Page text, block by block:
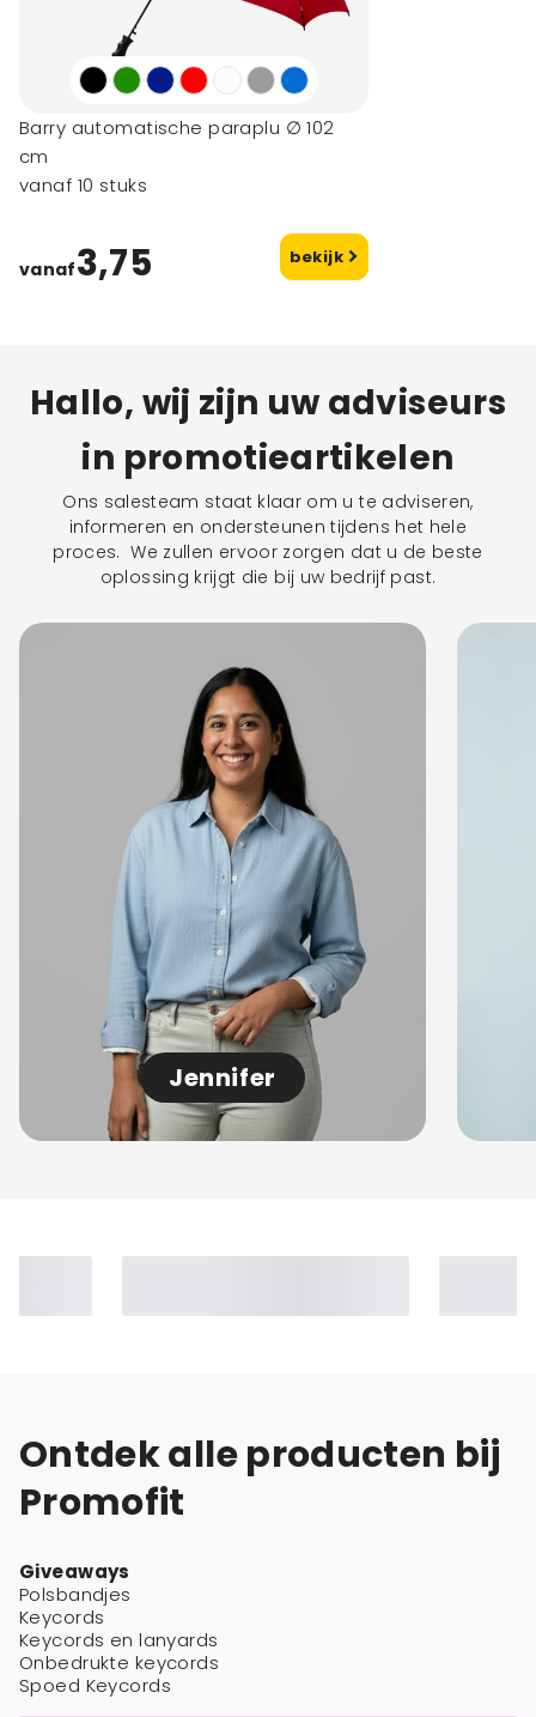
Barry automatische paraplu ∅ 102
cm
vanaf 10 stuks
vanaf3,75 bekijk
Hallo, wij zijn uw adviseurs
in promotieartikelen
Ons salesteam staat klaar om u te adviseren,
informeren en ondersteunen tijdens het hele
proces. We zullen ervoor zorgen dat u de beste
oplossing krijgt die bij uw bedrijf past.
Jennifer
Ontdek alle producten bij
Promofit
Giveaways
Polsbandjes
Keycords
Keycords en lanyards
Onbedrukte keycords
Spoed Keycords